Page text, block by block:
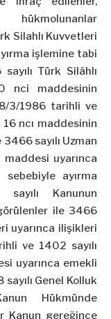
Silahlı Kuvvetleri
işlemine tabi
Türk Silâhlı
nci maddesinin
3/1986 tarihli ve
16 ncı maddesinin
sayılı Uzman
uyarınca
ayırma
Kanunun
ile 3466
uyarınca ilişikleri
ve 1402 sayılı
uyarınca emekli
Genel Kolluk
Hükmünde
Kanun gereğince